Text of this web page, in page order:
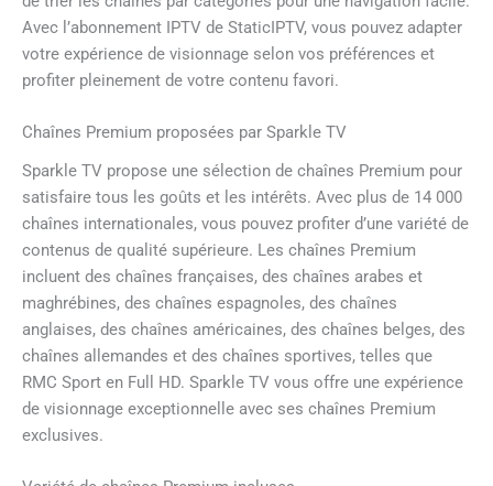
Avec l’abonnement IPTV de StaticIPTV, vous pouvez adapter
votre expérience de visionnage selon vos préférences et
profiter pleinement de votre contenu favori.
Chaînes Premium proposées par Sparkle TV
Sparkle TV propose une sélection de chaînes Premium pour
satisfaire tous les goûts et les intérêts. Avec plus de 14 000
chaînes internationales, vous pouvez profiter d’une variété de
contenus de qualité supérieure. Les chaînes Premium
incluent des chaînes françaises, des chaînes arabes et
maghrébines, des chaînes espagnoles, des chaînes
anglaises, des chaînes américaines, des chaînes belges, des
chaînes allemandes et des chaînes sportives, telles que
RMC Sport en Full HD. Sparkle TV vous offre une expérience
de visionnage exceptionnelle avec ses chaînes Premium
exclusives.